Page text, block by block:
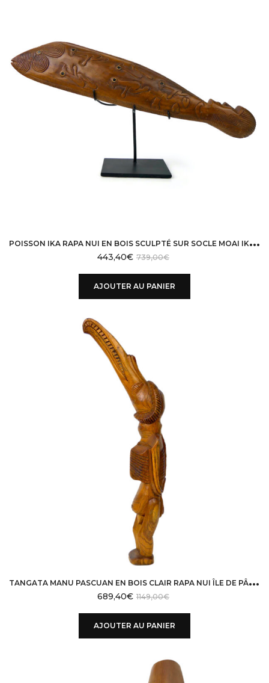
P
OISSON IKA RAPA NUI EN BOIS SCULPTÉ SUR SOCLE MOAI IKA ÎLE DE PÂQUES
739,00€
443,40€
AJOUTER AU PANIER
T
ANGATA MANU PASCUAN EN BOIS CLAIR RAPA NUI ÎLE DE PÂQUES
1149,00€
689,40€
AJOUTER AU PANIER